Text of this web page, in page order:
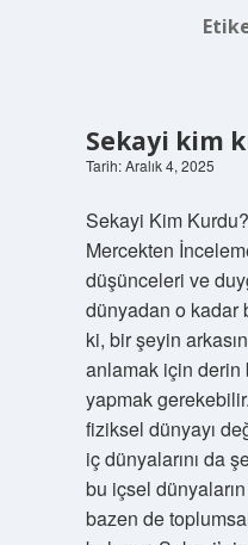
Sekayi kim
Tarih: Aralık 4, 2025
Sekayi Kim
Mercekten
düşünceleri ve
dünyadan o kadar
ki, bir şeyin
anlamak için
yapmak
fiziksel dünyayı
iç dünyalarını da
bu içsel
bazen de